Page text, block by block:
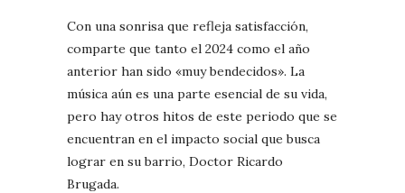
Con una sonrisa que refleja satisfacción,
comparte que tanto el 2024 como el año
anterior han sido «muy bendecidos». La
música aún es una parte esencial de su vida,
pero hay otros hitos de este periodo que se
encuentran en el impacto social que busca
lograr en su barrio, Doctor Ricardo
Brugada.